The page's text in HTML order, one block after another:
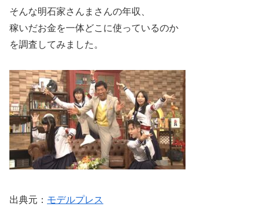
そんな明石家さんまさんの年収、
稼いだお金を一体どこに使っているのか
を調査してみました。
出典元： モデルプレス